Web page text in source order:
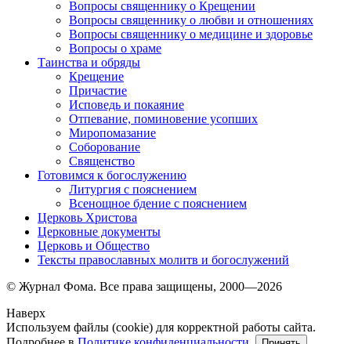
Вопросы священнику о Крещении
Вопросы священнику о любви и отношениях
Вопросы священнику о медицине и здоровье
Вопросы о храме
Таинства и обряды
Крещение
Причастие
Исповедь и покаяние
Отпевание, поминовение усопших
Миропомазание
Соборование
Священство
Готовимся к богослужению
Литургия с пояснением
Всенощное бдение с пояснением
Церковь Христова
Церковные документы
Церковь и Общество
Тексты православных молитв и богослужений
© Журнал Фома. Все права защищены, 2000—2026
Наверх
Используем файлы (cookie) для корректной работы сайта.